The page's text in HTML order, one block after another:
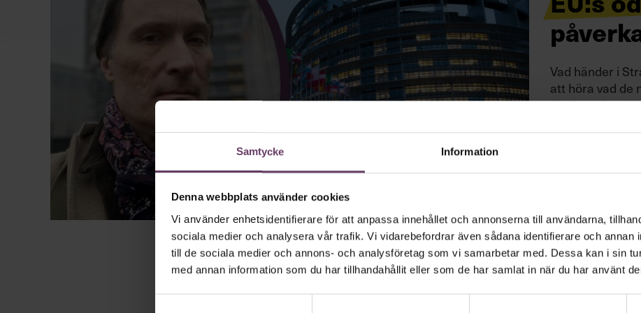
Samtycke Information
Denna webbplats använder cookies
Vi använder enhetsidentifierare för att anpassa innehållet och annonserna till användarna,
sociala medier och analysera vår trafik. Vi vidarebefordrar även sådana identifierare och annan
till de sociala medier och annons- och analysföretag som vi samarbetar med. Dessa kan i sin
med annan information som du har tillhandahållit eller som de har samlat in när du har använt
Vad händer i
att höra vad de
chefer och